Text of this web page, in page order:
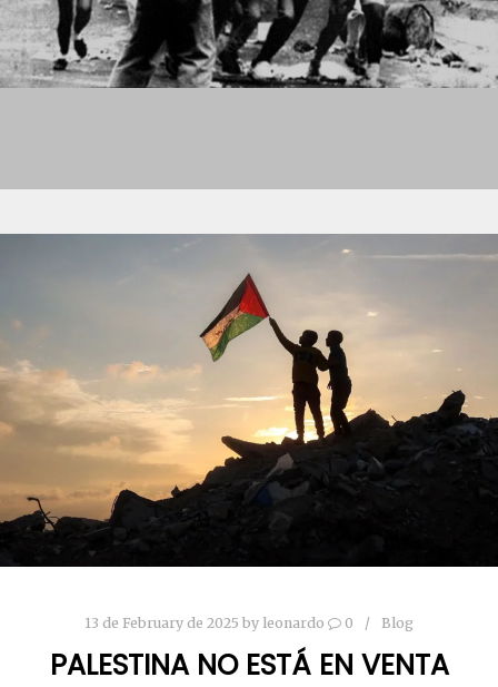
13 de February de 2025 by leonardo 0 Blog
PALESTINA NO ESTÁ EN VENTA